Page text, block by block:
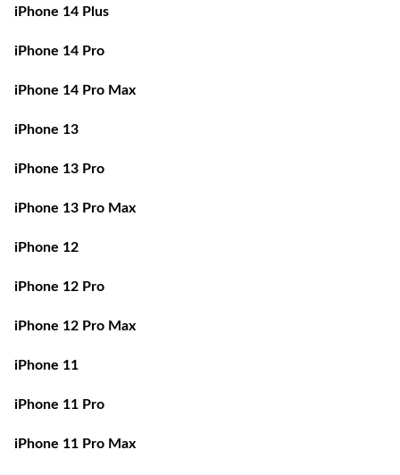
iPhone 14 Plus
iPhone 14 Pro
iPhone 14 Pro Max
iPhone 13
iPhone 13 Pro
iPhone 13 Pro Max
iPhone 12
iPhone 12 Pro
iPhone 12 Pro Max
iPhone 11
iPhone 11 Pro
iPhone 11 Pro Max